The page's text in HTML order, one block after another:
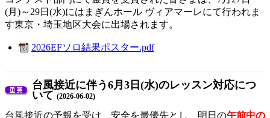
(月)～29日(水)にはまぎんホール ヴィアマーレにて行われま
す東京・埼玉地区大会に出場されます。
2026EFソロ結果ポスター.pdf
台風接近に伴う6月3日(水)のレッスン対応につ
いて (2026-06-02)
台風接近の予報を受け、安全を最優先とし、明日の午前中の